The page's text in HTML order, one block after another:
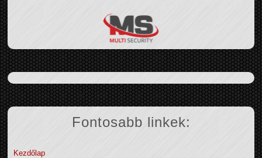
Fontosabb linkek:
Kezdőlap